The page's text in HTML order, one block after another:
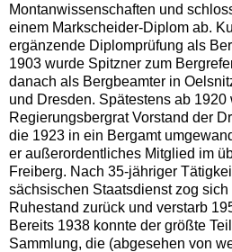
Montanwissenschaften und
einem Markscheider-Diplom ab.
ergänzende Diplomprüfung als
1903 wurde Spitzner zum
danach als Bergbeamter in
und Dresden. Spätestens ab 1920
Regierungsbergrat Vorstand der
die 1923 in ein Bergamt
er außerordentliches Mitglied im
Freiberg. Nach 35-jähriger
sächsischen Staatsdienst zog
Ruhestand zurück und verstarb
Bereits 1938 konnte der größte
Sammlung, die (abgesehen von